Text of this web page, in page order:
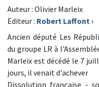
Auteur : Olivier Marleix
Editeur : Robert Laffont ›
Ancien député Les
du groupe LR à
Marleix est décédé le 7
jours, il venait d'achever
Dissolution française -